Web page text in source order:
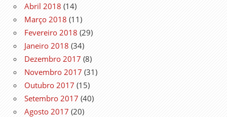
Abril 2018 (14)
Março 2018 (11)
Fevereiro 2018 (29)
Janeiro 2018 (34)
Dezembro 2017 (8)
Novembro 2017 (31)
Outubro 2017 (15)
Setembro 2017 (40)
Agosto 2017 (20)